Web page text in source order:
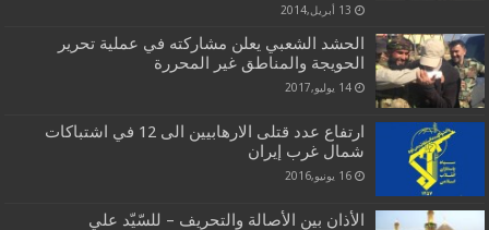
13 أبريل,2014
الحشد الشعبي يعلن مشاركته في عملية تحرير
الحويجة والمناطق غير المحررة
14 يوليو,2017
ارتفاع عدد قتلى الارهابيين الى 12 في اشتباكات
شمال غرب إيران
16 يونيو,2016
الأذان بين الأصالة والتحريف – للسّيّد علي